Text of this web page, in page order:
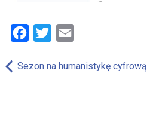
Facebook
Twitter
Nawigacja
Sezon na humanistykę cyfrową